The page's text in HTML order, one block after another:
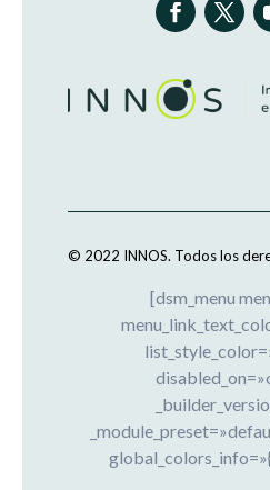
© 2022 INNOS. Todos los
[dsm_menu